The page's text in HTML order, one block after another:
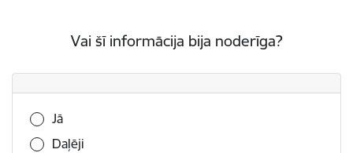
Vai šī informācija bija noderīga?
Vai šī informācija bija noderīga?
Jā
Daļēji